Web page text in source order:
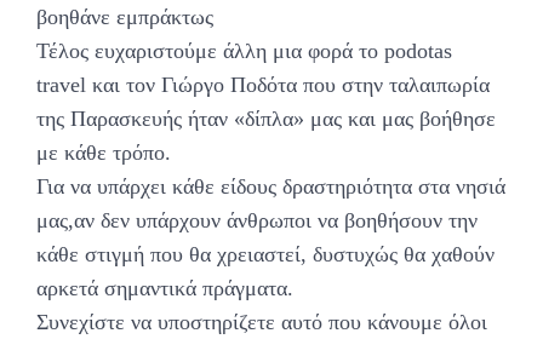
βοηθάνε εμπράκτως
Τέλος ευχαριστούμε άλλη μια φορά το podotas
travel και τον Γιώργο Ποδότα που στην ταλαιπωρία
της Παρασκευής ήταν «δίπλα» μας και μας βοήθησε
με κάθε τρόπο.
Για να υπάρχει κάθε είδους δραστηριότητα στα νησιά
μας,αν δεν υπάρχουν άνθρωποι να βοηθήσουν την
κάθε στιγμή που θα χρειαστεί, δυστυχώς θα χαθούν
αρκετά σημαντικά πράγματα.
Συνεχίστε να υποστηρίζετε αυτό που κάνουμε όλοι